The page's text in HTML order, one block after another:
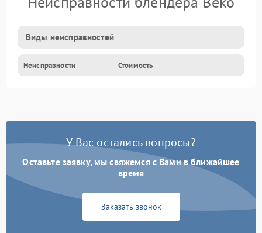
Виды неисправностей
Неисправности Стоимость
У Вас остались вопросы?
Оставьте заявку, мы свяжемся с Вами в ближайшее
время
Заказать звонок